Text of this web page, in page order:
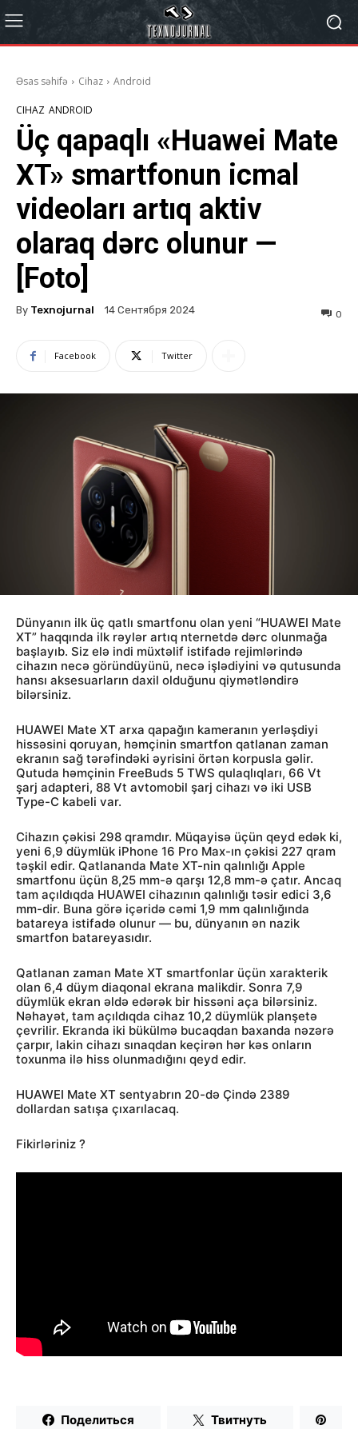
Əsas səhifə Cihaz Android
CIHAZ ANDROID
Üç qapaqlı «Huawei Mate
XT» smartfonun icmal
videoları artıq aktiv
olaraq dərc olunur —
[Foto]
By Texnojurnal 14 Сентября 2024 0
Facebook Twitter
Dünyanın ilk üç qatlı smartfonu olan yeni “HUAWEI Mate
XT” haqqında ilk rəylər artıq nternetdə dərc olunmağa
başlayıb. Siz elə indi müxtəlif istifadə rejimlərində
cihazın necə göründüyünü, necə işlədiyini və qutusunda
hansı aksesuarların daxil olduğunu qiymətləndirə
bilərsiniz.
HUAWEI Mate XT arxa qapağın kameranın yerləşdiyi
hissəsini qoruyan, həmçinin smartfon qatlanan zaman
ekranın sağ tərəfindəki əyrisini örtən korpusla gəlir.
Qutuda həmçinin FreeBuds 5 TWS qulaqlıqları, 66 Vt
şarj adapteri, 88 Vt avtomobil şarj cihazı və iki USB
Type-C kabeli var.
Cihazın çəkisi 298 qramdır. Müqayisə üçün qeyd edək ki,
yeni 6,9 düymlük iPhone 16 Pro Max-ın çəkisi 227 qram
təşkil edir. Qatlananda Mate XT-nin qalınlığı Apple
smartfonu üçün 8,25 mm-ə qarşı 12,8 mm-ə çatır. Ancaq
tam açıldıqda HUAWEI cihazının qalınlığı təsir edici 3,6
mm-dir. Buna görə içəridə cəmi 1,9 mm qalınlığında
batareya istifadə olunur — bu, dünyanın ən nazik
smartfon batareyasıdır.
Qatlanan zaman Mate XT smartfonlar üçün xarakterik
olan 6,4 düym diaqonal ekrana malikdir. Sonra 7,9
düymlük ekran əldə edərək bir hissəni aça bilərsiniz.
Nəhayət, tam açıldıqda cihaz 10,2 düymlük planşetə
çevrilir. Ekranda iki bükülmə bucaqdan baxanda nəzərə
çarpır, lakin cihazı sınaqdan keçirən hər kəs onların
toxunma ilə hiss olunmadığını qeyd edir.
HUAWEI Mate XT sentyabrın 20-də Çində 2389
dollardan satışa çıxarılacaq.
Fikirləriniz ?
Поделиться Твитнуть